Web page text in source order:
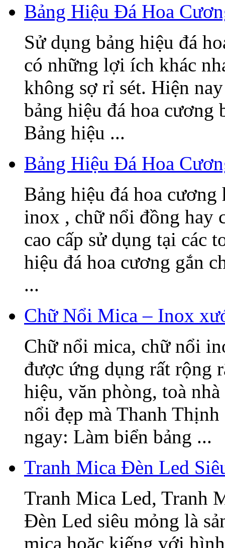
Bảng Hiệu Đá Hoa
Sử dụng bảng hiệu đá
có những lợi ích khác
không sợ rỉ sét. Hiện
bảng hiệu đá hoa
Bảng hiệu ...
Bảng Hiệu Đá Hoa
Bảng hiệu đá hoa
inox , chữ nổi đồng hay
cao cấp sử dụng tại các
hiệu đá hoa cương gắn
...
Chữ Nổi Mica – Inox
Chữ nổi mica, chữ nổi
được ứng dụng rất rộng
hiệu, văn phòng, toà
nổi đẹp mà Thanh
ngay: Làm biển bảng ...
Tranh Mica Đèn Led
Tranh Mica Led, Tranh
Đèn Led siêu mỏng là
mica hoặc kiếng với